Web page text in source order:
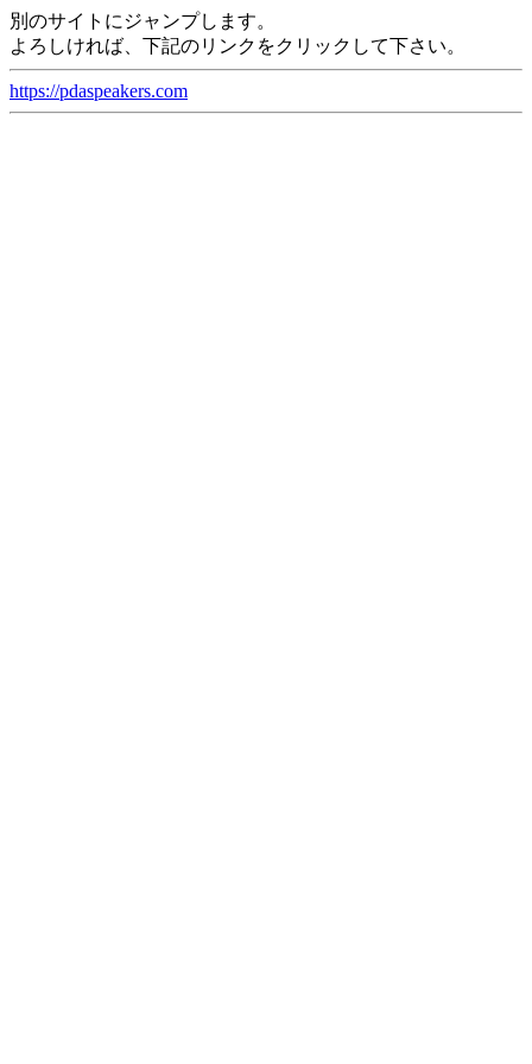
別のサイトにジャンプします。
よろしければ、下記のリンクをクリックして下さい。
https://pdaspeakers.com